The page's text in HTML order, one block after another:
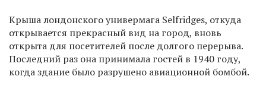
Крыша лондонского универмага Selfridges, откуда
открывается прекрасный вид на город, вновь
открыта для посетителей после долгого перерыва.
Последний раз она принимала гостей в 1940 году,
когда здание было разрушено авиационной бомбой.